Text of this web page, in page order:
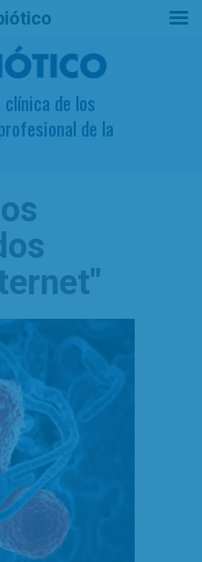
de los
de la